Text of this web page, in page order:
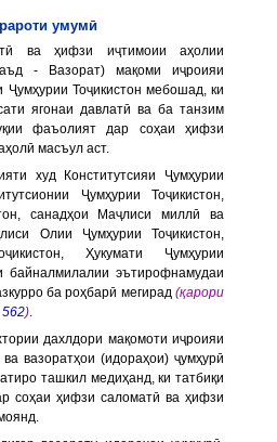
умумӣ
ва ҳифзи иҷтимоии аҳолии
-
Вазорат) мақоми иҷроияи
Ҷумҳурии Тоҷикистон мебошад, ки
ягонаи давлатӣ ва ба танзим
фаъолият дар соҳаи ҳифзи
масъул аст.
худ Конститутсияи Ҷумҳурии
Ҷумҳурии Тоҷикистон,
санадҳои Маҷлиси миллӣ ва
Олии Ҷумҳурии Тоҷикистон,
Ҳукумати Ҷумҳурии
байналмилалии эътирофнамудаи
ба роҳбарӣ мегирад (қарори
).
дахлдори мақомоти иҷроияи
вазоратҳои (идораҳои) ҷумҳурӣ
ташкил медиҳанд, ки татбиқи
соҳаи ҳифзи саломатӣ ва ҳифзи